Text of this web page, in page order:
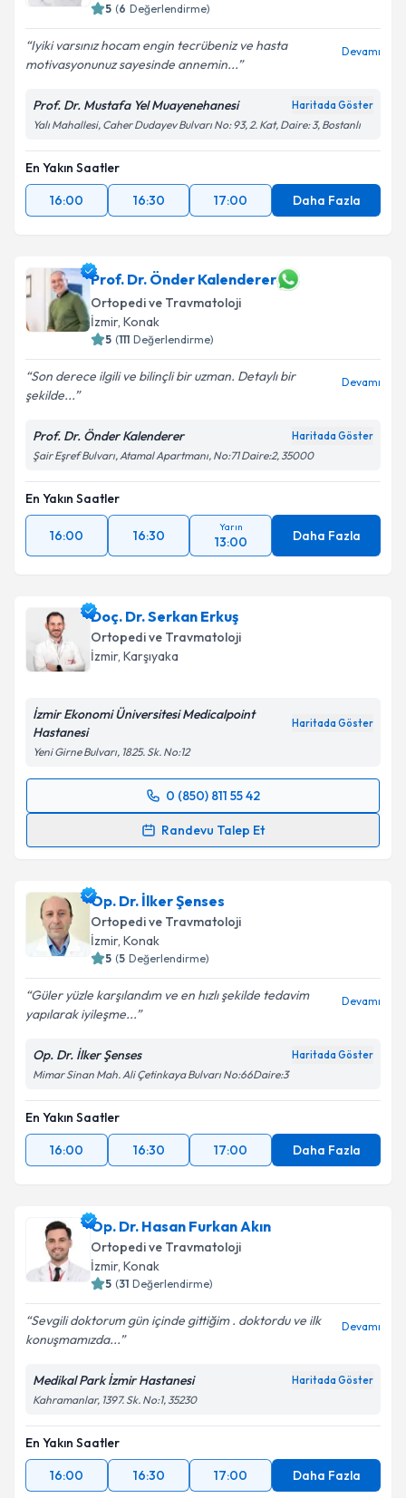
5 (6 Değerlendirme)
Iyiki varsınız hocam engin tecrübeniz ve hasta
motivasyonunuz sayesinde annemin...
Devamı
Prof. Dr. Mustafa Yel Muayenehanesi Haritada Göster
Yalı Mahallesi, Caher Dudayev Bulvarı No: 93, 2. Kat, Daire: 3, Bostanlı
En Yakın Saatler
16:00
16:30 17:00 Daha Fazla
Prof. Dr. Önder Kalenderer
Ortopedi ve Travmatoloji
İzmir, Konak
5 (111 Değerlendirme)
Son derece ilgili ve bilinçli bir uzman. Detaylı bir
şekilde...
Devamı
Prof. Dr. Önder Kalenderer Haritada Göster
Şair Eşref Bulvarı, Atamal Apartmanı, No:71 Daire:2, 35000
En Yakın Saatler
16:00 16:30
Yarın
13:00 Daha Fazla
Doç. Dr. Serkan Erkuş
Ortopedi ve Travmatoloji
İzmir, Karşıyaka
İzmir Ekonomi Üniversitesi Medicalpoint
Hastanesi
Haritada Göster
Yeni Girne Bulvarı, 1825. Sk. No:12
0 (850) 811 55 42
Randevu Talep Et
Randevu Takvimi Talebi
takvim hazırlandığında e-posta ile bilgilendireceğiz.
E-posta Adresiniz
Kişisel verilerimin işlenmesine ilişkin
kapsamda işlenmesini kabul ediyorum.
Op. Dr. İlker Şenses
Ortopedi ve Travmatoloji
İzmir, Konak
5 (5 Değerlendirme)
Güler yüzle karşılandım ve en hızlı şekilde tedavim
yapılarak iyileşme...
Devamı
Op. Dr. İlker Şenses Haritada Göster
Mimar Sinan Mah. Ali Çetinkaya Bulvarı No:66Daire:3
En Yakın Saatler
16:00
16:30 17:00 Daha Fazla
Op. Dr. Hasan Furkan Akın
Ortopedi ve Travmatoloji
İzmir, Konak
5 (31 Değerlendirme)
Sevgili doktorum gün içinde gittiğim . doktordu ve ilk
konuşmamızda...
Devamı
Medikal Park İzmir Hastanesi Haritada Göster
Kahramanlar, 1397. Sk. No:1, 35230
En Yakın Saatler
16:00
16:30 17:00 Daha Fazla